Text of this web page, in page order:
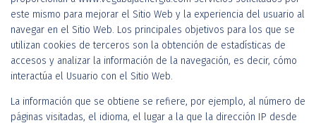
este mismo para mejorar el Sitio Web y la experiencia del usuario al
navegar en el Sitio Web. Los principales objetivos para los que se
utilizan cookies de terceros son la obtención de estadísticas de
accesos y analizar la información de la navegación, es decir, cómo
interactúa el Usuario con el Sitio Web.
La información que se obtiene se refiere, por ejemplo, al número de
páginas visitadas, el idioma, el lugar a la que la dirección IP desde